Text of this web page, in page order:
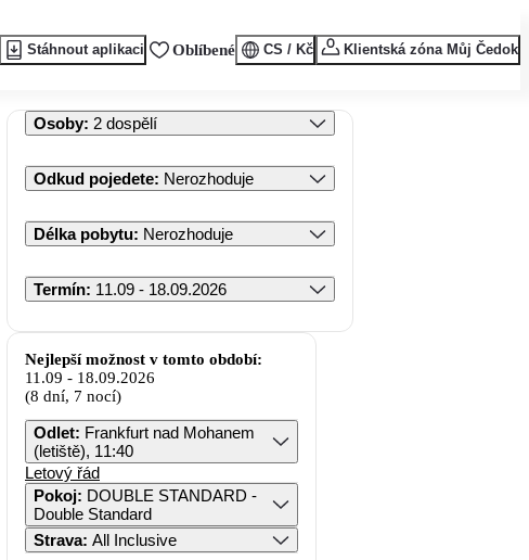
Stáhnout aplikaci Oblíbené CS / Kč Klientská zóna Můj Čedok
Osoby: 2 dospělí
Odkud pojedete: Nerozhoduje
Délka pobytu: Nerozhoduje
Termín: 11.09 - 18.09.2026
Nejlepší možnost v tomto období:
11.09 - 18.09.2026
(8 dní, 7 nocí)
Odlet: Frankfurt nad Mohanem
(letiště), 11:40
Letový řád
Pokoj: DOUBLE STANDARD -
Double Standard
Strava: All Inclusive